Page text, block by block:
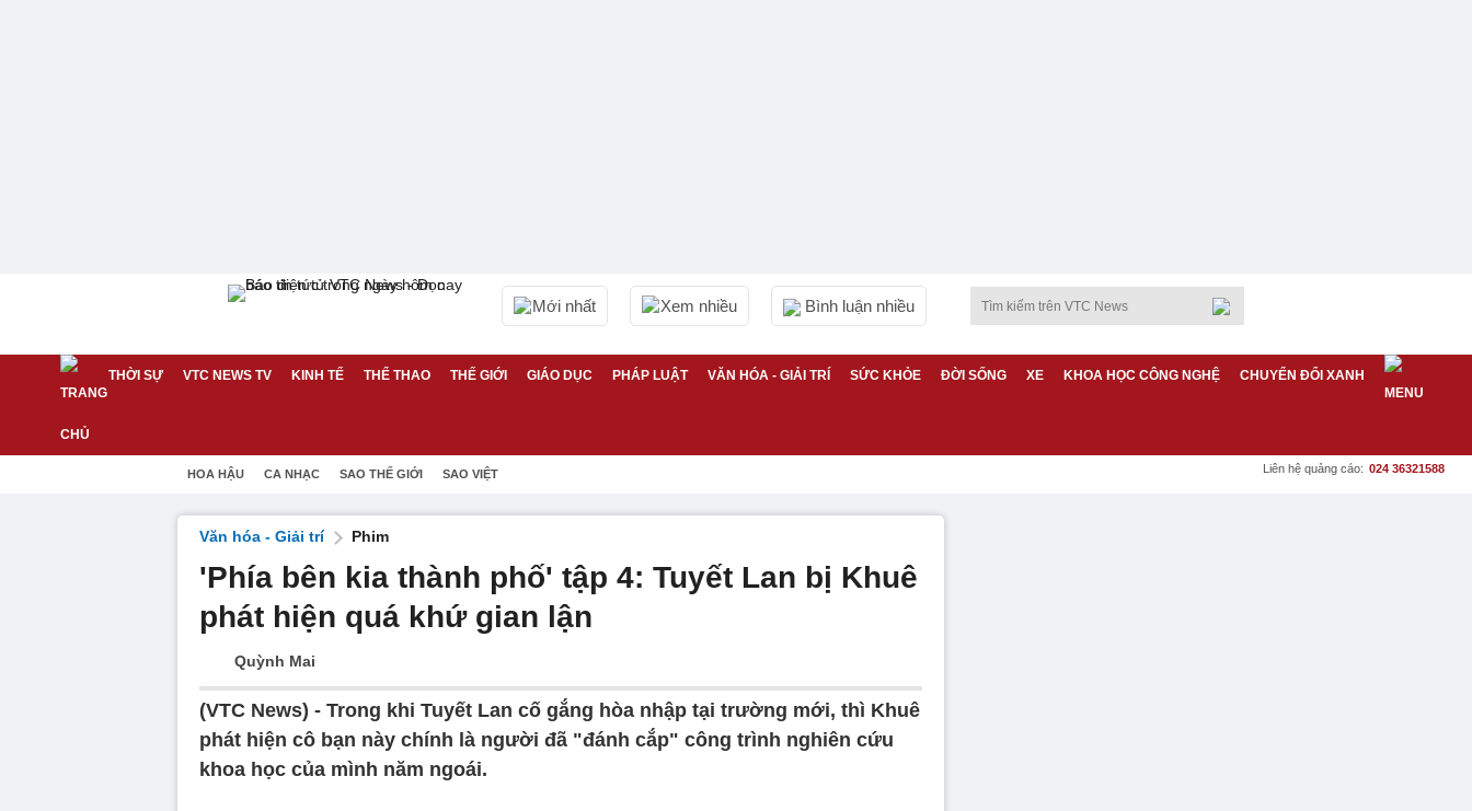
Mới nhất Xem nhiều Bình luận nhiều
THỜI SỰ VTC NEWS TV KINH TẾ THỂ THAO THẾ GIỚI GIÁO DỤC PHÁP LUẬT VĂN HÓA - GIẢI TRÍ SỨC KHỎE ĐỜI SỐNG XE KHOA HỌC CÔNG NGHỆ CHUYỂN ĐỔI XANH
HOA HẬU CA NHẠC SAO THẾ GIỚI SAO VIỆT Liên hệ quảng cáo: 024 36321588
Văn hóa - Giải trí Phim
'Phía bên kia thành phố' tập 4: Tuyết Lan bị Khuê
phát hiện quá khứ gian lận
Quỳnh Mai
(VTC News) - Trong khi Tuyết Lan cố gắng hòa nhập tại trường mới, thì Khuê
phát hiện cô bạn này chính là người đã "đánh cắp" công trình nghiên cứu
khoa học của mình năm ngoái.